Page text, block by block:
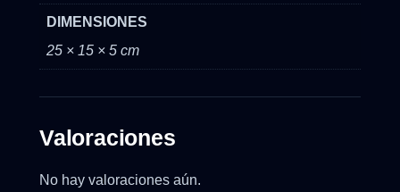
DIMENSIONES
25 × 15 × 5 cm
Valoraciones
No hay valoraciones aún.